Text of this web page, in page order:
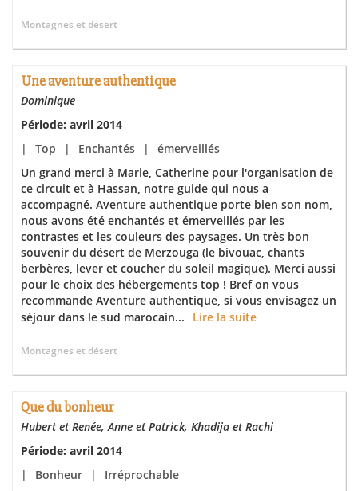
Montagnes et désert
Une aventure authentique
Dominique
Période: avril 2014
|
Top | Enchantés |
émerveillés
Un grand merci à Marie, Catherine pour l'organisation de
ce circuit et à Hassan, notre guide qui nous a
accompagné. Aventure authentique porte bien son nom,
nous avons été enchantés et émerveillés par les
contrastes et les couleurs des paysages. Un très bon
souvenir du désert de Merzouga (le bivouac, chants
berbères, lever et coucher du soleil magique). Merci aussi
pour le choix des hébergements top ! Bref on vous
recommande Aventure authentique, si vous envisagez un
séjour dans le sud marocain...
Lire la suite
Montagnes et désert
Que du bonheur
Hubert et Renée, Anne et Patrick, Khadija et Rachi
Période: avril 2014
|
Bonheur |
Irréprochable